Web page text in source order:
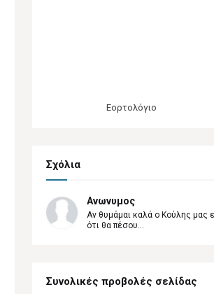
Εορτολόγιο
Σχόλια
Ανωνυμος
Αν θυμάμαι καλά ο Κούλης μας
ότι θα πέσου...
Συνολικές προβολές σελίδας